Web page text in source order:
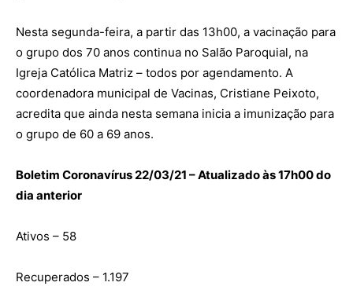
Nesta segunda-feira, a partir das 13h00, a vacinação para
o grupo dos 70 anos continua no Salão Paroquial, na
Igreja Católica Matriz – todos por agendamento. A
coordenadora municipal de Vacinas, Cristiane Peixoto,
acredita que ainda nesta semana inicia a imunização para
o grupo de 60 a 69 anos.
Boletim Coronavírus 22/03/21 – Atualizado às 17h00 do
dia anterior
Ativos – 58
Recuperados – 1.197